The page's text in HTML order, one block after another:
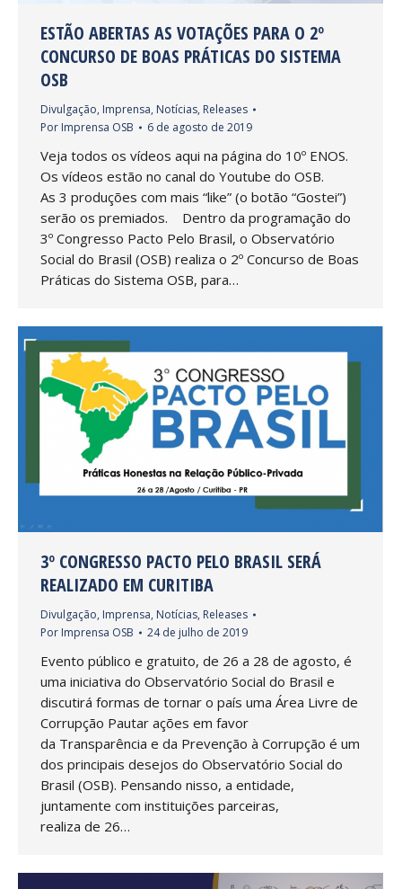
ESTÃO ABERTAS AS VOTAÇÕES PARA O 2º
CONCURSO DE BOAS PRÁTICAS DO SISTEMA
OSB
Divulgação, Imprensa, Notícias, Releases
Por Imprensa OSB 6 de agosto de 2019
Veja todos os vídeos aqui na página do 10º ENOS.
Os vídeos estão no canal do Youtube do OSB.
As 3 produções com mais “like” (o botão “Gostei”)
serão os premiados. Dentro da programação do
3º Congresso Pacto Pelo Brasil, o Observatório
Social do Brasil (OSB) realiza o 2º Concurso de Boas
Práticas do Sistema OSB, para…
3º CONGRESSO PACTO PELO BRASIL SERÁ
REALIZADO EM CURITIBA
Divulgação, Imprensa, Notícias, Releases
Por Imprensa OSB 24 de julho de 2019
Evento público e gratuito, de 26 a 28 de agosto, é
uma iniciativa do Observatório Social do Brasil e
discutirá formas de tornar o país uma Área Livre de
Corrupção Pautar ações em favor
da Transparência e da Prevenção à Corrupção é um
dos principais desejos do Observatório Social do
Brasil (OSB). Pensando nisso, a entidade,
juntamente com instituições parceiras,
realiza de 26…